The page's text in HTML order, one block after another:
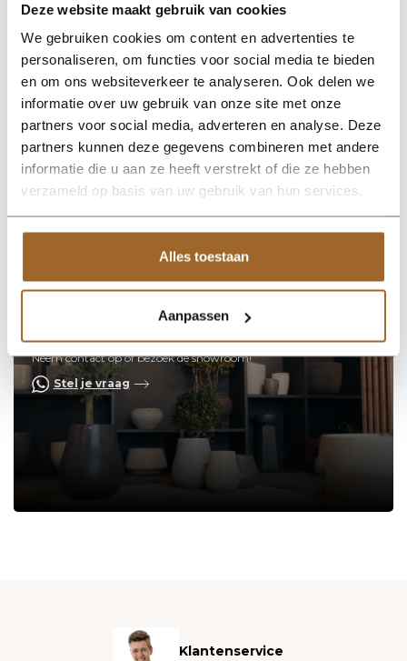
Deze website maakt gebruik van cookies
We gebruiken cookies om content en advertenties te
personaliseren, om functies voor social media te bieden
en om ons websiteverkeer te analyseren. Ook delen we
informatie over uw gebruik van onze site met onze
partners voor social media, adverteren en analyse. Deze
partners kunnen deze gegevens combineren met andere
informatie die u aan ze heeft verstrekt of die ze hebben
verzameld op basis van uw gebruik van hun services.
Alles toestaan
Aanpassen
De Terreno New Egg Pot 65 - Sand van Luca Lifestyle brengt
Dankzij de eivorm krijgt deze plantenbak een herkenbaar
silhouet dat mooi combineert met zowel moderne als
natuurlijke interieurs. De kleur zand geeft het ontwerp een
rustige, stijlvolle basis en laat groen extra goed tot zijn recht
komen. Het buitenformaat is 65 x 65 x 54 cm, waardoor de bak
voldoende aanwezigheid heeft zonder zijn elegante vorm te
verliezen. Praktische kenmerken: plantgat Ø55 en inhoud 165
liter. De afwerking in fiberglas zorgt voor een luxe look en
maakt deze plantenbak geschikt voor styling in huis, op
kantoor, op het terras of in de tuin. Combineer meerdere
Op zoek naar een vakkundige
hulp?
Neem contact op of bezoek de showroom!
Stel je vraag
Klantenservice